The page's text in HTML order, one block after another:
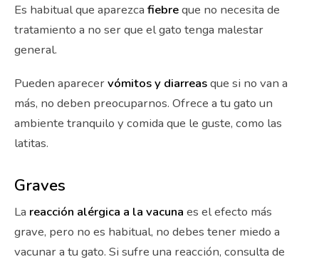
Es habitual que aparezca fiebreque no necesita de
tratamiento a no ser que el gato tenga malestar
general.
Pueden aparecervómitos y diarreasque si no van a
más, no deben preocuparnos. Ofrece a tu gato un
ambiente tranquilo y comida que le guste, como las
latitas.
Graves
La reacción alérgica a la vacuna es el efecto más
grave, pero no es habitual, no debes tener miedo a
vacunar a tu gato. Si sufre una reacción, consulta de